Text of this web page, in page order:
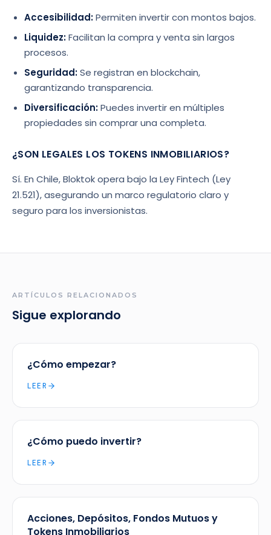
Accesibilidad:Permiten invertir con montos bajos.
Liquidez:Facilitan la compra y venta sin largos
procesos.
Seguridad:Se registran en blockchain,
garantizando transparencia.
Diversificación:Puedes invertir en múltiples
propiedades sin comprar una completa.
¿SON LEGALES LOS TOKENS INMOBILIARIOS?
Sí. En Chile, Bloktok opera bajo la Ley Fintech (Ley
21.521), asegurando un marco regulatorio claro y
seguro para los inversionistas.
ARTÍCULOS RELACIONADOS
Sigue explorando
¿Cómo empezar?
LEER
¿Cómo puedo invertir?
LEER
Acciones, Depósitos, Fondos Mutuos y
Tokens Inmobiliarios